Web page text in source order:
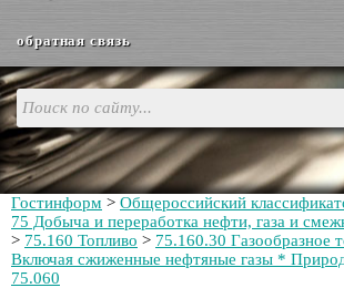
обратная связь
Гостинформ > Общероссийский
75 Добыча и переработка нефти, газа и
> 75.160 Топливо > 75.160.30 Газообразное
Включая сжиженные нефтяные газы *
75.060